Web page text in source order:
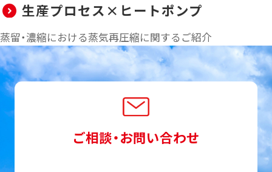
生産プロセス×ヒートポンプ
蒸留・濃縮における蒸気再圧縮に関するご紹介
ご相談・お問い合わせ